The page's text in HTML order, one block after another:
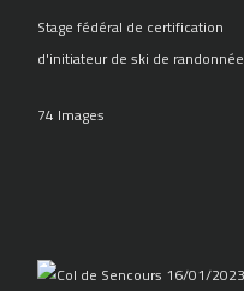
Stage fédéral de certification
d'initiateur de ski de randonnée
74 Images